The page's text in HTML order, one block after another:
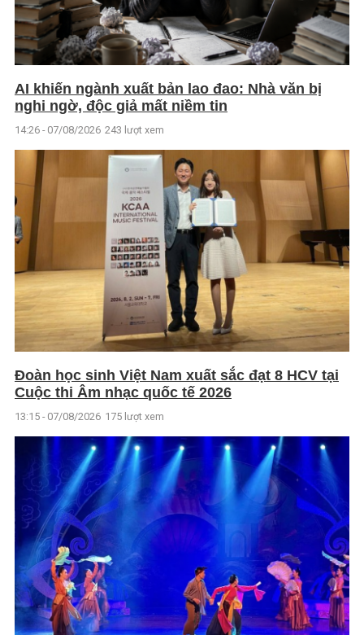
AI khiến ngành xuất bản lao đao: Nhà văn bị
nghi ngờ, độc giả mất niềm tin
14:26 - 07/08/2026 243 lượt xem
Đoàn học sinh Việt Nam xuất sắc đạt 8 HCV tại
Cuộc thi Âm nhạc quốc tế 2026
13:15 - 07/08/2026 175 lượt xem